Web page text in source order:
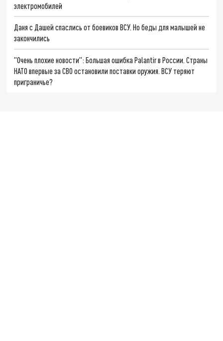
электромобилей
Даня с Дашей спаслись от боевиков ВСУ. Но беды для малышей не
закончились
"Очень плохие новости": Большая ошибка Palantir в России. Страны
НАТО впервые за СВО остановили поставки оружия. ВСУ теряют
приграничье?